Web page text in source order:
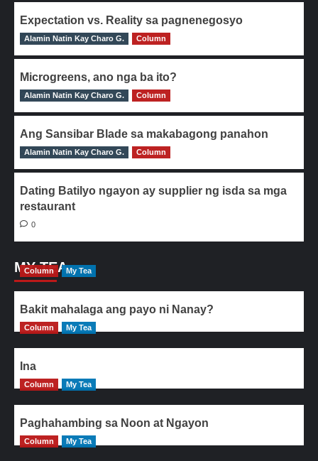
Expectation vs. Reality sa pagnenegosyo
0
Alamin Natin Kay Charo G. Column
Microgreens, ano nga ba ito?
0
Alamin Natin Kay Charo G. Column
Ang Sansibar Blade sa makabagong panahon
0
Alamin Natin Kay Charo G. Column
Dating Batilyo ngayon ay supplier ng isda sa mga
restaurant
0
MY TEA
Column My Tea
Bakit mahalaga ang payo ni Nanay?
Column My Tea
Ina
Column My Tea
Paghahambing sa Noon at Ngayon
Column My Tea